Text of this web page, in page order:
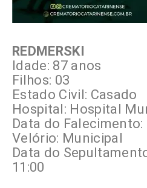
REDMERSKI
Idade: 87 anos
Filhos: 03
Estado Civil: Casado
Hospital: Hospital
Data do
Velório: Municipal
Data do
11:00